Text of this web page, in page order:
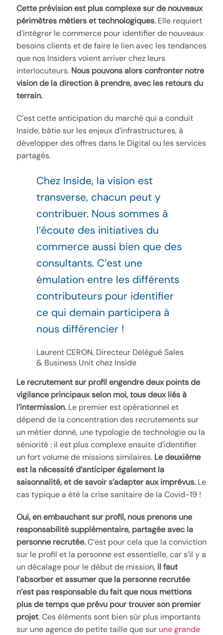
Cette prévision est plus complexe sur de nouveaux
périmètres métiers et technologiques. Elle requiert
d’intégrer le commerce pour identifier de nouveaux
besoins clients et de faire le lien avec les tendances
que nos Insiders voient arriver chez leurs
interlocuteurs. Nous pouvons alors confronter notre
vision de la direction à prendre, avec les retours du
terrain.
C’est cette anticipation du marché qui a conduit
Inside, bâtie sur les enjeux d’infrastructures, à
développer des offres dans le Digital ou les services
partagés.
Chez Inside, la vision est
transverse, chacun peut y
contribuer. Nous sommes à
l’écoute des initiatives du
commerce aussi bien que des
consultants. C’est une
émulation entre les différents
contributeurs pour identifier
ce qui demain participera à
nous différencier !
Laurent CERON, Directeur Délégué Sales
& Business Unit chez Inside
Le recrutement sur profil engendre deux points de
vigilance principaux selon moi, tous deux liés à
l’intermission. Le premier est opérationnel et
dépend de la concentration des recrutements sur
un métier donné, une typologie de technologie ou la
séniorité : il est plus complexe ensuite d’identifier
un fort volume de missions similaires. Le deuxième
est la nécessité d’anticiper également la
saisonnalité, et de savoir s’adapter aux imprévus. Le
cas typique a été la crise sanitaire de la Covid-19 !
Oui, en embauchant sur profil, nous prenons une
responsabilité supplémentaire, partagée avec la
personne recrutée.C’est pour cela que la conviction
sur le profil et la personne est essentielle, car s’il y a
un décalage pour le début de mission, il faut
l’absorber et assumer que la personne recrutée
n’est pas responsable du fait que nous mettions
plus de temps que prévu pour trouver son premier
projet. Ces éléments sont bien sûr plus importants
sur une agence de petite taille que sur une grande